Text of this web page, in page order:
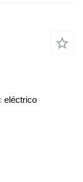
eléctrico